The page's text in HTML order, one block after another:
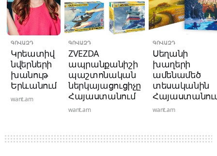
ԳՈՎԱԶԴ
Կրեատիվ
նվերների
խանութ
Երևանում
want.am
ԳՈՎԱԶԴ
ZVEZDA
ապրանքանիշի
պաշտոնական
ներկայացուցիչը
Հայաստանում
want.am
ԳՈՎԱԶԴ
Սեղանի
խաղերի
ամենամեծ
տեսականին
want.am